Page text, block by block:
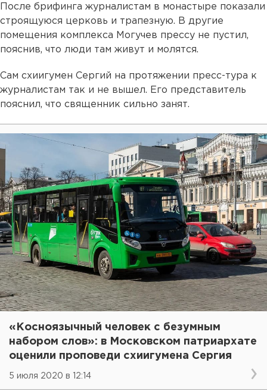
После брифинга журналистам в монастыре показали
строящуюся церковь и трапезную. В другие
помещения комплекса Могучев прессу не пустил,
пояснив, что люди там живут и молятся.
Сам схиигумен Сергий на протяжении пресс-тура к
журналистам так и не вышел. Его представитель
пояснил, что священник сильно занят.
«Косноязычный человек с безумным
набором слов»: в Московском патриархате
оценили проповеди схиигумена Сергия
5 июля 2020 в 12:14